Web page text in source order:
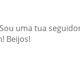
uma tua
Beijos!